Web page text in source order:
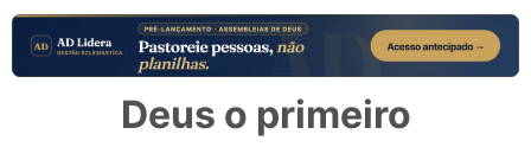
Deus o primeiro